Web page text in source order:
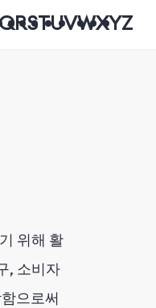
RSTUVWXYZ
위해 활
, 소비자
으로써